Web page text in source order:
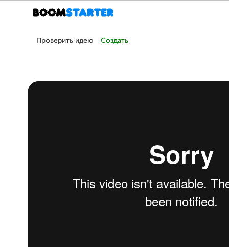
Проверить идею Создать